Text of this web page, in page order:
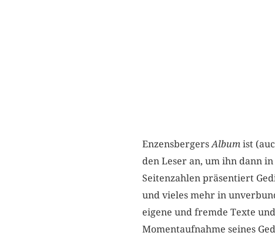
EnzensbergersAlbumist
den Leser an, um ihn dann
Seitenzahlen präsentiert
und vieles mehr in
eigene und fremde Texte
Momentaufnahme seines